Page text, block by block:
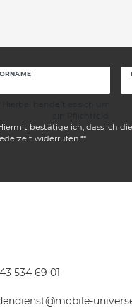
bestätige ich, dass ich die
widerrufen.**
534 69 01